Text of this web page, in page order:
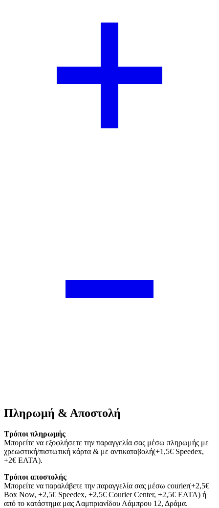
Πληρωμή & Αποστολή
Τρόποι πληρωμής
Μπορείτε να εξοφλήσετε την παραγγελία σας μέσω πληρωμής με
χρεωστική/πιστωτική κάρτα & με αντικαταβολή(+1,5€ Speedex,
+2€ ΕΛΤΑ).
Τρόποι αποστολής
Μπορείτε να παραλάβετε την παραγγελία σας μέσω courier(+2,5€
Box Now, +2,5€ Speedex, +2,5€ Courier Center, +2,5€ ΕΛΤΑ) ή
από το κατάστημα μας Λαμπριανίδου Λάμπρου 12, Δράμα.